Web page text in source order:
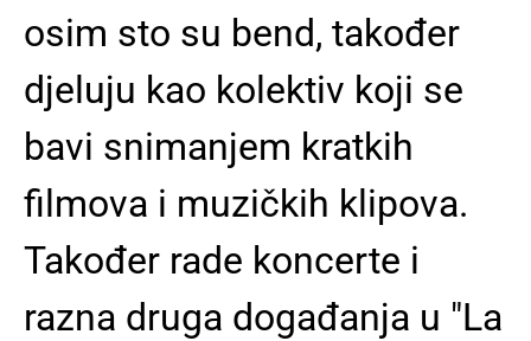
osim sto su bend, također
djeluju kao kolektiv koji se
bavi snimanjem kratkih
filmova i muzičkih klipova.
Također rade koncerte i
razna druga događanja u "La